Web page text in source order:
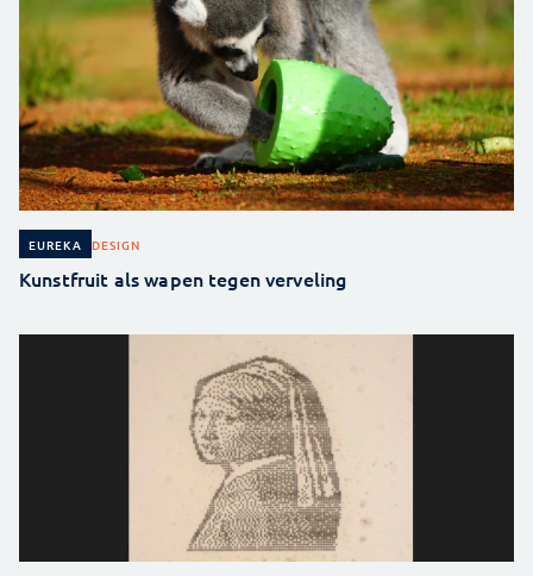
EUREKA DESIGN
Kunstfruit als wapen tegen verveling